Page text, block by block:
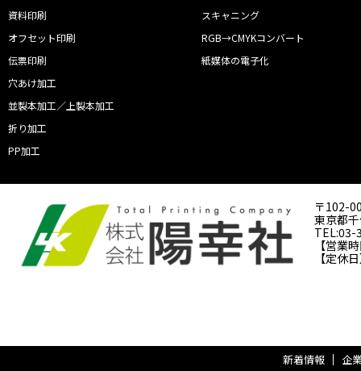
資料印刷
オフセット印刷
伝票印刷
穴あけ加工
並製本加工／上製本加工
折り加工
PP加工
スキャニング
RGB→CMYKコンバート
紙媒体の電子化
〒102-
東京都
TEL:03-
【営業
【定休
新着情報 企